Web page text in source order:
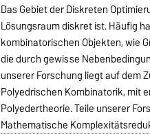
Das Gebiet der Diskreten
Lösungsraum diskret ist. Häufig
kombinatorischen Objekten, wie
die durch gewisse
unserer Forschung liegt auf dem
Polyedrischen Kombinatorik, mit
Polyedertheorie. Teile unserer
Mathematische